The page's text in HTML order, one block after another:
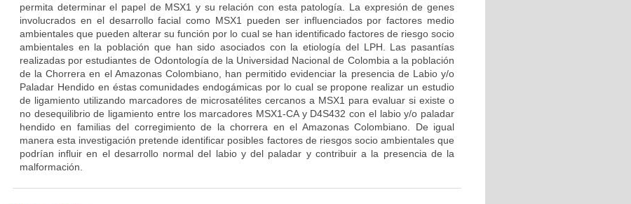
permita determinar el papel de MSX1 y su relación con esta patología. La expresión de genes
involucrados en el desarrollo facial como MSX1 pueden ser influenciados por factores medio
ambientales que pueden alterar su función por lo cual se han identificado factores de riesgo socio
ambientales en la población que han sido asociados con la etiología del LPH. Las pasantías
realizadas por estudiantes de Odontología de la Universidad Nacional de Colombia a la población
de la Chorrera en el Amazonas Colombiano, han permitido evidenciar la presencia de Labio y/o
Paladar Hendido en éstas comunidades endogámicas por lo cual se propone realizar un estudio
de ligamiento utilizando marcadores de microsatélites cercanos a MSX1 para evaluar si existe o
no desequilibrio de ligamiento entre los marcadores MSX1-CA y D4S432 con el labio y/o paladar
hendido en familias del corregimiento de la chorrera en el Amazonas Colombiano. De igual
manera esta investigación pretende identificar posibles factores de riesgos socio ambientales que
podrían influir en el desarrollo normal del labio y del paladar y contribuir a la presencia de la
malformación.